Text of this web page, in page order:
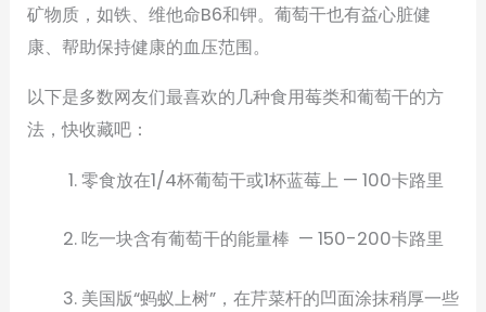
矿物质，如铁、维他命B6和钾。葡萄干也有益心脏健
康、帮助保持健康的血压范围。
以下是多数网友们最喜欢的几种食用莓类和葡萄干的方
法，快收藏吧：
零食放在1/4杯葡萄干或1杯蓝莓上 — 100卡路里
吃一块含有葡萄干的能量棒 — 150-200卡路里
美国版“蚂蚁上树”，在芹菜杆的凹面涂抹稍厚一些